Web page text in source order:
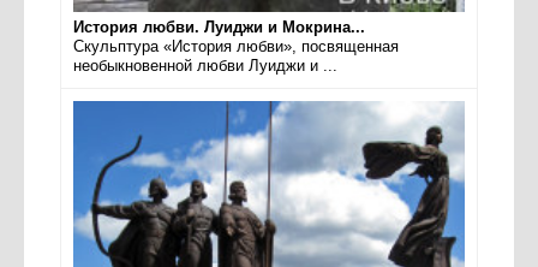
История любви. Луиджи и Мокрина...
Скульптура «История любви», посвященная
необыкновенной любви Луиджи и ...